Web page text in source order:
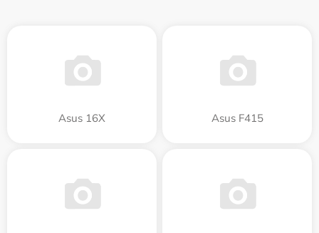
Asus 16X Asus F415